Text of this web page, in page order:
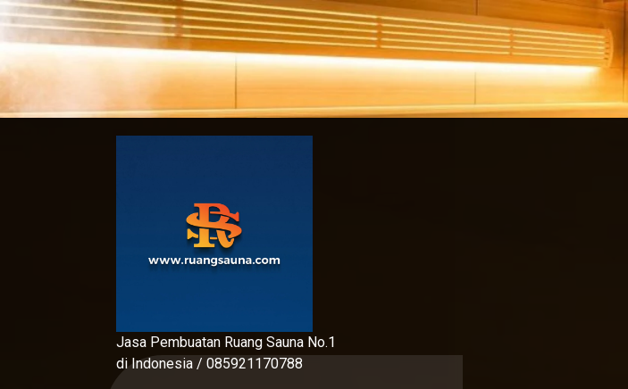
Skip
to
content
Jasa Pembuatan Ruang Sauna No.1
di Indonesia / 085921170788